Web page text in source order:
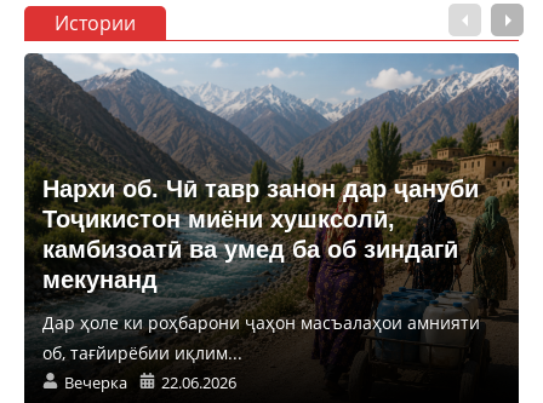
Истории
Нархи об. Чӣ тавр занон дар ҷануби
Тоҷикистон миёни хушксолӣ,
камбизоатӣ ва умед ба об зиндагӣ
мекунанд
Дар ҳоле ки роҳбарони ҷаҳон масъалаҳои амнияти
об, тағйирёбии иқлим...
Вечерка 22.06.2026